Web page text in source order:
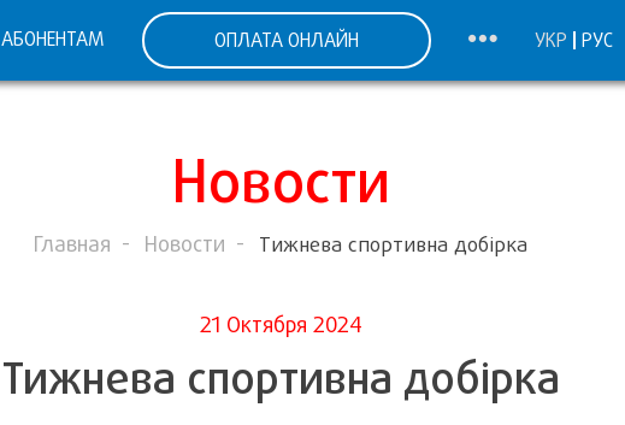
АБОНЕНТАМ ОПЛАТА ОНЛАЙН УКР РУС
Новости
Главная Новости Тижнева спортивна добірка
21 Октября 2024
Тижнева спортивна добірка